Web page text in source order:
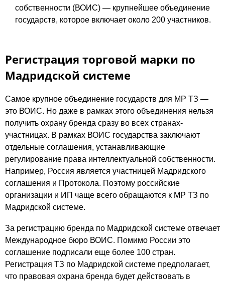
собственности (ВОИС) — крупнейшее объединение
государств, которое включает около 200 участников.
Регистрация торговой марки по
Мадридской системе
Самое крупное объединение государств для МР ТЗ —
это ВОИС. Но даже в рамках этого объединения нельзя
получить охрану бренда сразу во всех странах-
участницах. В рамках ВОИС государства заключают
отдельные соглашения, устанавливающие
регулирование права интеллектуальной собственности.
Например, Россия является участницей Мадридского
соглашения и Протокола. Поэтому российские
организации и ИП чаще всего обращаются к МР ТЗ по
Мадридской системе.
За регистрацию бренда по Мадридской системе отвечает
Международное бюро ВОИС. Помимо России это
соглашение подписали еще более 100 стран.
Регистрация ТЗ по Мадридской системе предполагает,
что правовая охрана бренда будет действовать в